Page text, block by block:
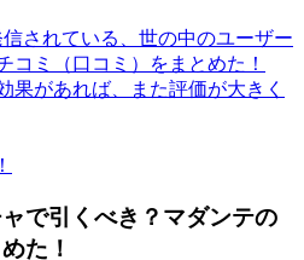
信されている、世の中のユーザー
コミ（口コミ）をまとめた！
果があれば、また評価が大きく
で引くべき？マダンテの
た！